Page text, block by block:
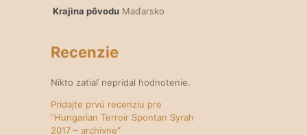
Krajina pôvodu Maďarsko
Recenzie
Nikto zatiaľ nepridal hodnotenie.
Pridajte prvú recenziu pre
“Hungarian Terroir Spontan Syrah
2017 – archívne”